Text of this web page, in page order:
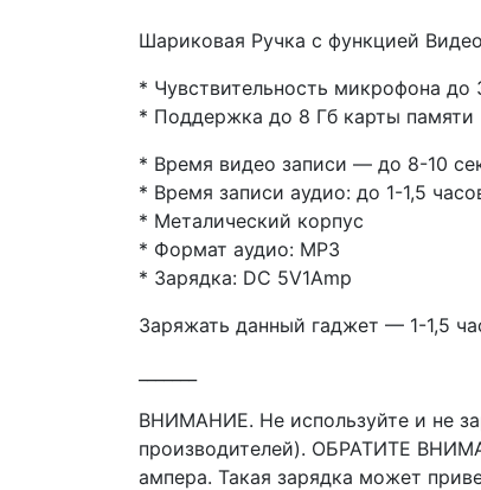
Шариковая Ручка с функцией
* Чувствительность микрофона
* Поддержка до 8 Гб карты памяти
* Время видео записи — до 8-10
* Время записи аудио: до 1-1,5
* Металический корпус
* Формат аудио: MP3
* Зарядка: DC 5V1Amp
Заряжать данный гаджет — 1-1,5
ВНИМАНИЕ. Не используйте и не
производителей). ОБРАТИТЕ
ампера. Такая зарядка может